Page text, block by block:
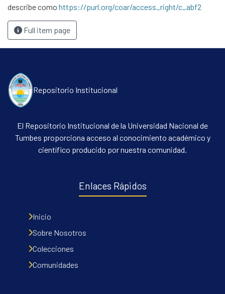
describe como https://purl.org/coar/access_right/c_abf2
Full item page
Repositorio Institucional
El Repositorio Institucional de la Universidad Nacional de
Tumbes proporciona acceso al conocimiento académico y
científico producido por nuestra comunidad.
Enlaces Rápidos
Inicio
Sobre Nosotros
Colecciones
Comunidades